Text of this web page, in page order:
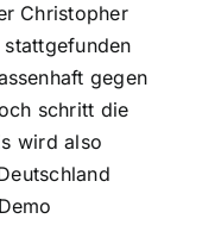
Christopher
gegen
schritt die
wird also